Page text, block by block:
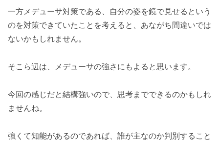
一方メデューサ対策である、自分の姿を鏡で見せるという
のを対策できていたことを考えると、あながち間違いでは
ないかもしれません。
そこら辺は、メデューサの強さにもよると思います。
今回の感じだと結構強いので、思考までできるのかもしれ
ませんね。
強くて知能があるのであれば、誰が主なのか判別すること